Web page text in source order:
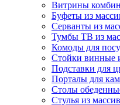
Витрины
Буфеты из
Серванты из
Тумбы ТВ из
Комоды для
Стойки винные
Подставки для
Порталы для
Столы
Стулья из